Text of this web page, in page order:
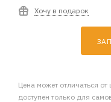
Хочу в подарок
Цена может отличаться
доступен только для